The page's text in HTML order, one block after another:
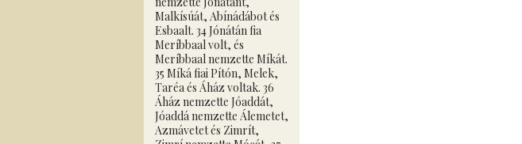
Malkísúát, Abínádábot és
Esbaalt. 34 Jónátán fia
Meríbbaal volt, és
Meríbbaal nemzette Míkát.
35 Míká fiai Pítón, Melek,
Taréa és Áház voltak. 36
Áház nemzette Jóaddát,
Jóaddá nemzette Álemetet,
Azmávetet és Zimrít,